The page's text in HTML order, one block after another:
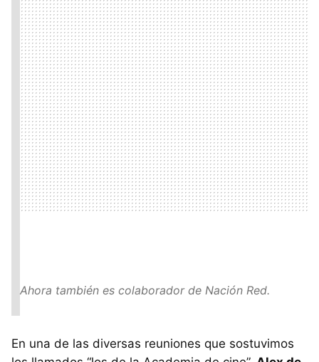
Ahora también es colaborador de Nación Red.
En una de las diversas reuniones que sostuvimos